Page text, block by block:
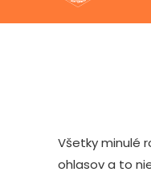
Všetky minulé
ohlasov a to